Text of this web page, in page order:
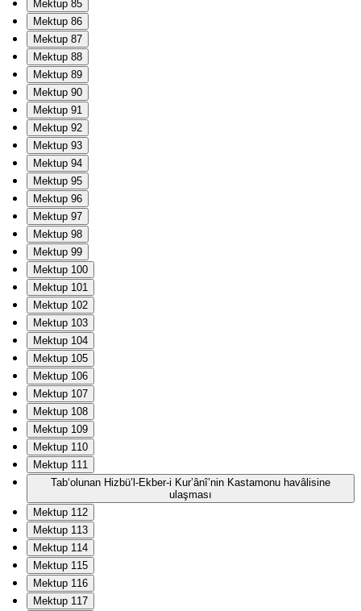
Mektup 85
Mektup 86
Mektup 87
Mektup 88
Mektup 89
Mektup 90
Mektup 91
Mektup 92
Mektup 93
Mektup 94
Mektup 95
Mektup 96
Mektup 97
Mektup 98
Mektup 99
Mektup 100
Mektup 101
Mektup 102
Mektup 103
Mektup 104
Mektup 105
Mektup 106
Mektup 107
Mektup 108
Mektup 109
Mektup 110
Mektup 111
Tab‘olunan Hizbü’l-Ekber-i Kur’ânî’nin Kastamonu havâlisine
ulaşması
Mektup 112
Mektup 113
Mektup 114
Mektup 115
Mektup 116
Mektup 117